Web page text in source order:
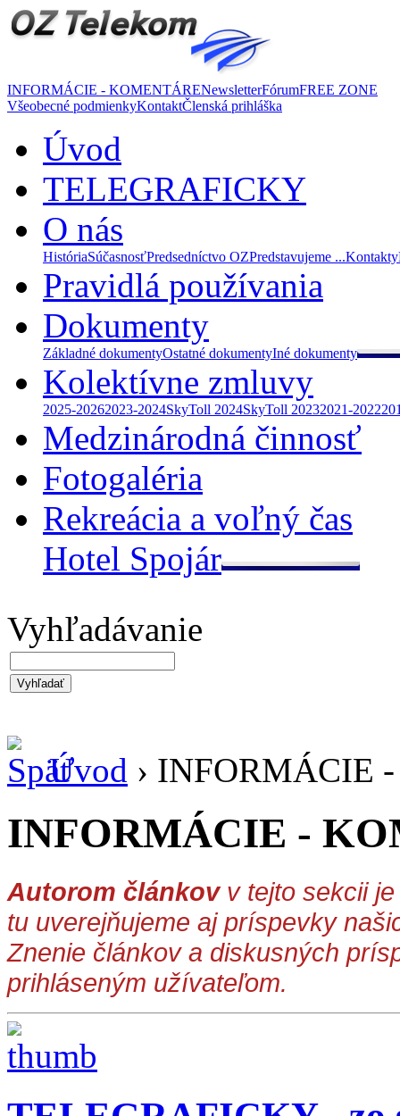
INFORMÁCIE - KOMENTÁRENewsletterFórumFREE ZONE
Všeobecné podmienkyKontaktČlenská prihláška
Úvod
TELEGRAFICKY
O nás
HistóriaSúčasnosťPredsedníctvo OZPredstavujeme ...Kontakty
Pravidlá používania
Dokumenty
Základné dokumentyOstatné dokumentyIné dokumenty
Kolektívne zmluvy
2025-20262023-2024SkyToll 2024SkyToll 20232021-2022
Medzinárodná činnosť
Fotogaléria
Rekreácia a voľný čas
Hotel Spojár
Vyhľadávanie
Vyhľadať
Úvod › INFORMÁCIE
INFORMÁCIE -
Autorom článkov v tejto sekcii
tu uverejňujeme aj príspevky
Znenie článkov a diskusných
prihláseným užívateľom.